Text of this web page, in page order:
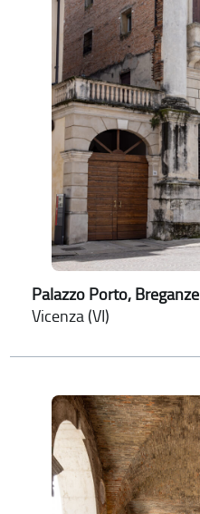
Palazzo Porto, Breganze
Vicenza (VI)